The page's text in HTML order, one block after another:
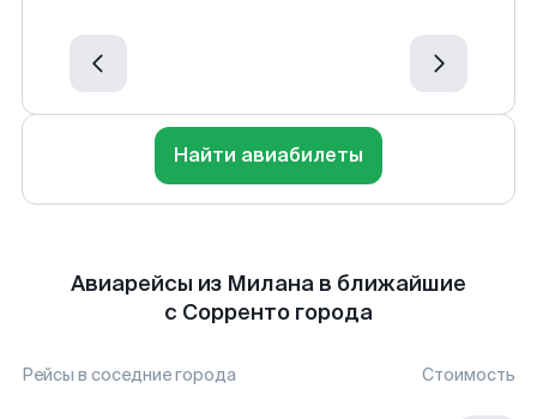
Найти авиабилеты
Авиарейсы из Милана в ближайшие
с Сорренто города
Рейсы в соседние города Стоимость